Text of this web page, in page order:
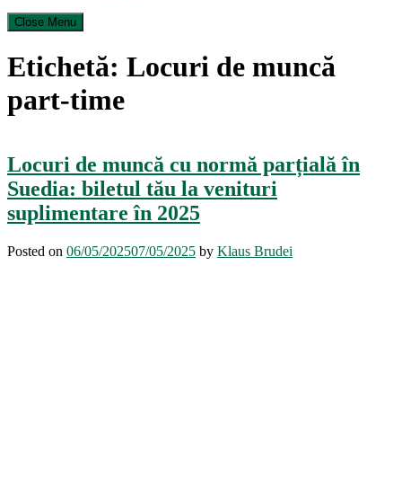
Close Menu
Etichetă: Locuri de muncă
part-time
Locuri de muncă cu normă parțială în
Suedia: biletul tău la venituri
suplimentare în 2025
Posted on 06/05/202507/05/2025 by Klaus Brudei